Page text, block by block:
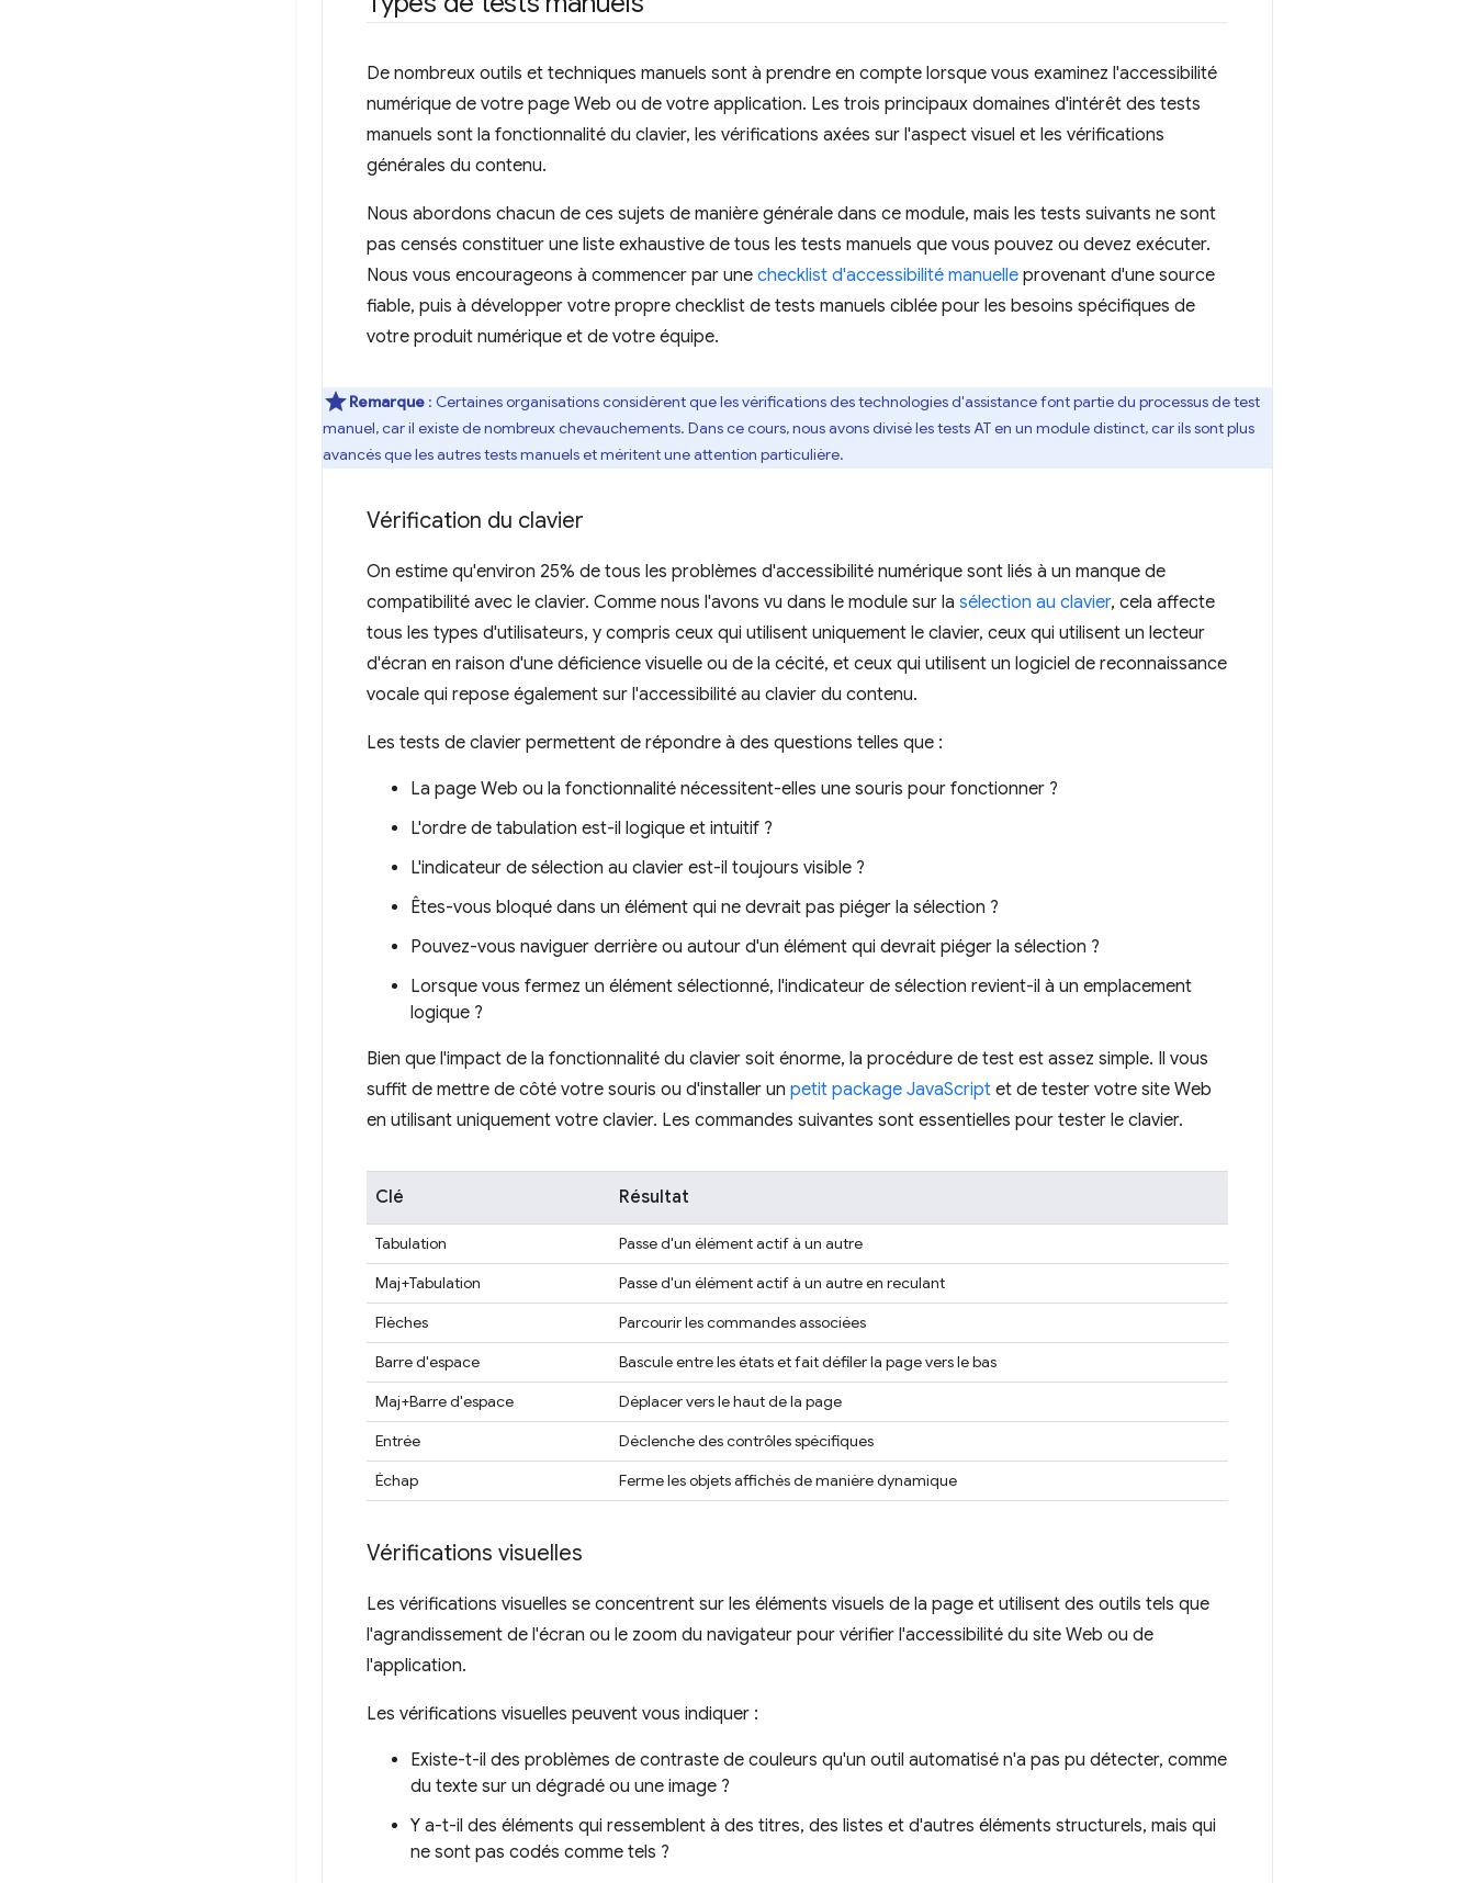
De nombreux outils et techniques manuels sont à prendre en compte lorsque vous examinez l'accessibilité
numérique de votre page Web ou de votre application. Les trois principaux domaines d'intérêt des tests
manuels sont la fonctionnalité du clavier, les vérifications axées sur l'aspect visuel et les vérifications
générales du contenu.
Nous abordons chacun de ces sujets de manière générale dans ce module, mais les tests suivants ne sont
pas censés constituer une liste exhaustive de tous les tests manuels que vous pouvez ou devez exécuter.
Nous vous encourageons à commencer par une checklist d'accessibilité manuelle provenant d'une source
fiable, puis à développer votre propre checklist de tests manuels ciblée pour les besoins spécifiques de
votre produit numérique et de votre équipe.
Remarque : Certaines organisations considèrent que les vérifications des technologies d'assistance font partie du processus de test
manuel, car il existe de nombreux chevauchements. Dans ce cours, nous avons divisé les tests AT en un module distinct, car ils sont plus
avancés que les autres tests manuels et méritent une attention particulière.
Vérification du clavier
On estime qu'environ 25% de tous les problèmes d'accessibilité numérique sont liés à un manque de
compatibilité avec le clavier. Comme nous l'avons vu dans le module sur la sélection au clavier, cela affecte
tous les types d'utilisateurs, y compris ceux qui utilisent uniquement le clavier, ceux qui utilisent un lecteur
d'écran en raison d'une déficience visuelle ou de la cécité, et ceux qui utilisent un logiciel de reconnaissance
vocale qui repose également sur l'accessibilité au clavier du contenu.
Les tests de clavier permettent de répondre à des questions telles que :
La page Web ou la fonctionnalité nécessitent-elles une souris pour fonctionner ?
L'ordre de tabulation est-il logique et intuitif ?
L'indicateur de sélection au clavier est-il toujours visible ?
Êtes-vous bloqué dans un élément qui ne devrait pas piéger la sélection ?
Pouvez-vous naviguer derrière ou autour d'un élément qui devrait piéger la sélection ?
Lorsque vous fermez un élément sélectionné, l'indicateur de sélection revient-il à un emplacement
logique ?
Bien que l'impact de la fonctionnalité du clavier soit énorme, la procédure de test est assez simple. Il vous
suffit de mettre de côté votre souris ou d'installer un petit package JavaScript et de tester votre site Web
en utilisant uniquement votre clavier. Les commandes suivantes sont essentielles pour tester le clavier.
Clé Résultat
Tabulation
Passe d'un élément actif à un autre
Maj+Tabulation
Passe d'un élément actif à un autre en reculant
Flèches
Parcourir les commandes associées
Barre d'espace
Bascule entre les états et fait défiler la page vers le bas
Maj+Barre d'espace
Déplacer vers le haut de la page
Entrée
Déclenche des contrôles spécifiques
Échap
Ferme les objets affichés de manière dynamique
Vérifications visuelles
Les vérifications visuelles se concentrent sur les éléments visuels de la page et utilisent des outils tels que
l'agrandissement de l'écran ou le zoom du navigateur pour vérifier l'accessibilité du site Web ou de
l'application.
Les vérifications visuelles peuvent vous indiquer :
Existe-t-il des problèmes de contraste de couleurs qu'un outil automatisé n'a pas pu détecter, comme
du texte sur un dégradé ou une image ?
Y a-t-il des éléments qui ressemblent à des titres, des listes et d'autres éléments structurels, mais qui
ne sont pas codés comme tels ?